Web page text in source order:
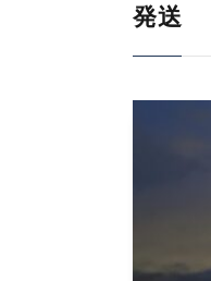
発送